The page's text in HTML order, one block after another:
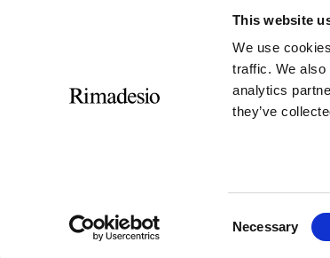
This website
We use
traffic. We also
analytics
they’ve
Necessary
T +39 0362 3171